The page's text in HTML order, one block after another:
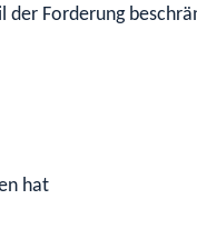
der Forderung
hat